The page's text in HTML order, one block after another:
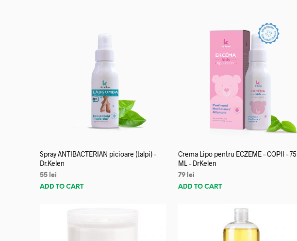
Spray ANTIBACTERIAN picioare (talpi) –
Dr.Kelen
55 lei
ADD TO CART
Crema Lipo pentru ECZEME – COPII – 75
ML – DrKelen
79 lei
ADD TO CART